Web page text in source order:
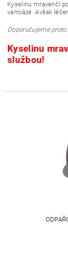
Kyselinu mravenčí
varroáze. Avšak
Doporučujeme
Kyselinu
službou!